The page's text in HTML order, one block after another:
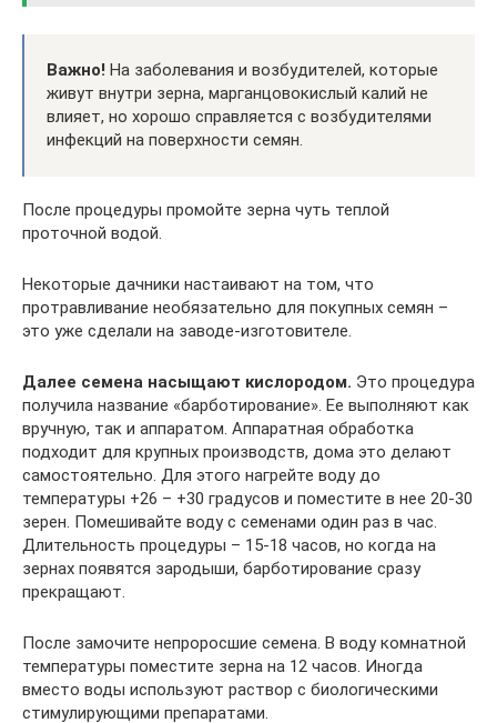
Важно! На заболевания и возбудителей, которые
живут внутри зерна, марганцовокислый калий не
влияет, но хорошо справляется с возбудителями
инфекций на поверхности семян.
После процедуры промойте зерна чуть теплой
проточной водой.
Некоторые дачники настаивают на том, что
протравливание необязательно для покупных семян –
это уже сделали на заводе-изготовителе.
Далее семена насыщают кислородом. Это процедура
получила название «барботирование». Ее выполняют как
вручную, так и аппаратом. Аппаратная обработка
подходит для крупных производств, дома это делают
самостоятельно. Для этого нагрейте воду до
температуры +26 – +30 градусов и поместите в нее 20-30
зерен. Помешивайте воду с семенами один раз в час.
Длительность процедуры – 15-18 часов, но когда на
зернах появятся зародыши, барботирование сразу
прекращают.
После замочите непроросшие семена. В воду комнатной
температуры поместите зерна на 12 часов. Иногда
вместо воды используют раствор с биологическими
стимулирующими препаратами.